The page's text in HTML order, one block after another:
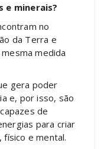
e minerais?
no
da Terra e
medida
gera poder
e, por isso, são
de
para criar
físico e mental.